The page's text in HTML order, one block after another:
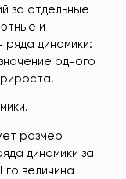
за отдельные
и
ряда динамики:
одного
размер
динамики за
величина